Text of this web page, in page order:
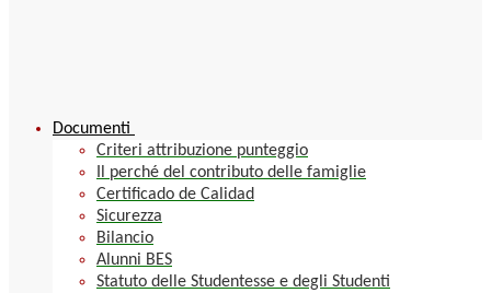
Documenti
Criteri attribuzione punteggio
Il perché del contributo delle famiglie
Certificado de Calidad
Sicurezza
Bilancio
Alunni BES
Statuto delle Studentesse e degli Studenti